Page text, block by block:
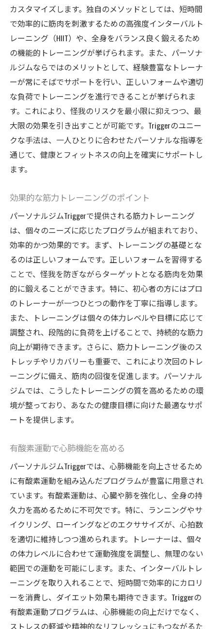
パーソナルジムTriggerが提供する充実したトレ
ーニング環境
最新設備を備えたトレーニングスペース
清潔で快適なジム内施設の紹介
利用者の安全を最優先に考えたジム運営
リラックスできる休憩スペースの活用法
メンタルヘルスに配慮した環境づくり
トレーニング後のリカバリーサポート
経験豊富なトレーナーと共に目標を達成する方
法
効果的なコミュニケーションの取り方
トレーナーのアドバイスを最大限に活かす
成功体験を増やすためのトレーニング方法
モチベーションを保つためのサポート体制
トレーナーと共に成長を実感する瞬間
Triggerのプログラムが日常生活に与えるポジテ
ィブな影響
日常の活動量向上とその効果
ストレス管理と心の健康の改善
自信を高めるためのボディメイク
健康的なライフスタイルの確立
プログラムで身につく自己管理能力
家族や友人との関係を豊かにする
日立市での健康維持に役立つパーソナルジムの
活用法
日常生活に取り入れる運動習慣
ジムで得た健康法を地域コミュニティに広
める
健康維持のための定期的な見直し
Triggerの活用で家族全体の健康をサポート
季節ごとの健康管理のポイント
パーソナルジムTriggerで心身を鍛え、充実した
日々を過ごす
日常のストレスを解消するための運動
メンタルヘルスに効果的なトレーニング法
Triggerで得られるライフスタイルの変化
カスタマイズします。独自のメソッドとしては、短時間
で効率的に筋肉を刺激するための高強度インターバルト
レーニング（HIIT）や、全身をバランス良く鍛えるため
の機能的トレーニングが挙げられます。また、パーソナ
ルジムならではのメリットとして、経験豊富なトレーナ
ーが常にそばでサポートを行い、正しいフォームや適切
な負荷でトレーニングを進行できることが挙げられま
す。これにより、怪我のリスクを最小限に抑えつつ、最
大限の効果を引き出すことが可能です。Triggerのユニー
クな手法は、一人ひとりに合わせたパーソナルな指導を
通じて、健康とフィットネスの向上を確実にサポートし
ます。
効果的な筋力トレーニングのポイント
パーソナルジムTriggerで提供される筋力トレーニング
は、個々のニーズに応じたプログラムが組まれており、
効率的かつ効果的です。まず、トレーニングの基礎とな
るのは正しいフォームです。正しいフォームを習得する
ことで、怪我を防ぎながらターゲットとなる筋肉を効果
的に鍛えることができます。特に、初心者の方にはプロ
のトレーナーが一つひとつの動作を丁寧に指導します。
また、トレーニングは個々の体力レベルや目標に応じて
調整され、段階的に負荷を上げることで、持続的な筋力
向上が期待できます。さらに、筋力トレーニング後のス
トレッチやリカバリーも重要で、これにより次回のトレ
ーニングに備え、筋肉の回復を促進します。パーソナル
ジムでは、こうしたトレーニングの質を高めるための環
境が整っており、あなたの健康目標に向けた最適なサポ
ートを提供します。
有酸素運動で心肺機能を高める
パーソナルジムTriggerでは、心肺機能を向上させるため
に有酸素運動を組み込んだプログラムが豊富に用意され
ています。有酸素運動は、心臓や肺を強化し、全身の持
久力を高めるために不可欠です。特に、ランニングやサ
イクリング、ローイングなどのエクササイズが、心拍数
を適切に維持しつつ進められます。トレーナーは、個々
の体力レベルに合わせて運動強度を調整し、無理のない
範囲での運動を可能にします。また、インターバルトレ
ーニングを取り入れることで、短時間で効率的にカロリ
ーを消費し、ダイエット効果も期待できます。Triggerの
有酸素運動プログラムは、心肺機能の向上だけでなく、
ストレスの軽減や精神的なリフレッシュにもつながるた